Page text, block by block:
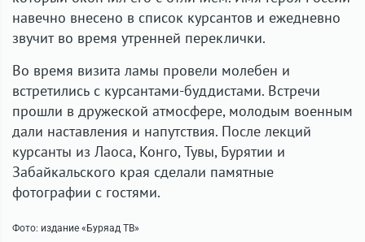
навечно внесено в список курсантов и ежедневно
звучит во время утренней переклички.
Во время визита ламы провели молебен и
встретились с курсантами-буддистами. Встречи
прошли в дружеской атмосфере, молодым военным
дали наставления и напутствия. После лекций
курсанты из Лаоса, Конго, Тувы, Бурятии и
Забайкальского края сделали памятные
фотографии с гостями.
Фото: издание «Буряад ТВ»